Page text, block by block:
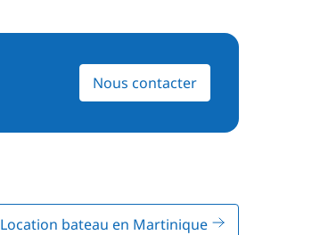
Nous contacter
Location bateau en Martinique